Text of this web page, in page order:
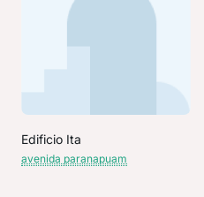
Edificio Ita
avenida paranapuam